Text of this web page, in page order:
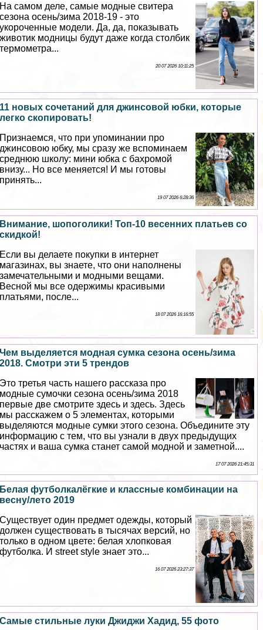
На самом деле, самые модные свитера
сезона осень/зима 2018-19 - это
укороченные модели. Да, да, показывать
животик модницы будут даже когда столбик
термометра...
20 07 2026 10:11:25
11 новых сочетаний для джинсовой юбки, которые
легко скопировать!
Признаемся, что при упоминании про
джинсовою юбку, мы сразу же вспоминаем
среднюю школу: мини юбка с бахромой
внизу... Но все меняется! И мы готовы
принять...
19 07 2026 6:28:36
Внимание, шопоголики! Топ-10 весенних платьев со
скидкой!
Если вы делаете покупки в интернет
магазинах, вы знаете, что они наполнены
замечательными и модными вещами.
Весной мы все одержимы красивыми
платьями, после...
18 07 2026 16:16:55
Чем выделяется модная сумка сезона осень/зима
2018. Смотри эти 5 трендов
Это третья часть нашего рассказа про
модные сумочки сезона осень/зима 2018
первые две смотрите здесь и здесь. Здесь
мы расскажем о 5 элементах, которыми
выделяются модные сумки этого сезона. Объедините эту
информацию с тем, что вы узнали в двух предыдущих
частях и ваша сумка станет самой модной и заметной....
17 07 2026 21:45:31
Белая футболкалёгкие и классные комбинации на
весну/лето 2019
Существует один предмет одежды, который
должен существовать в тысячах версий, но
только в одном цвете: белая хлопковая
футболка. И street style знает это...
16 07 2026 23:27:37
Самые стильные луки Джиджи Хадид, 55 фото